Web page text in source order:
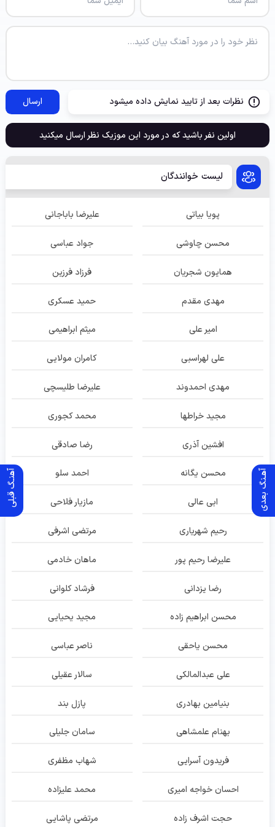
آهنـگ قبلی آهـنگ بعدی
نظرات بعد از تایید نمایش داده میشود ارسال
اولین نفر باشید که در مورد این موزیک نظر ارسال میکنید
لیست خوانندگان
پویا بیاتی علیرضا باباجانی
محسن چاوشی جواد عباسی
همایون شجریان فرزاد فرزین
مهدی مقدم حمید عسکری
امیر علی میثم ابراهیمی
علی لهراسبی کامران مولایی
مهدی احمدوند علیرضا طلیسچی
مجید خراطها محمد کجوری
افشین آذری رضا صادقی
محسن یگانه احمد سلو
ابی عالی مازیار فلاحی
رحیم شهریاری مرتضی اشرفی
علیرضا رحیم پور ماهان خادمی
رضا یزدانی فرشاد کلوانی
محسن ابراهیم زاده مجید یحیایی
محسن یاحقی ناصر عباسی
علی عبدالمالکی سالار عقیلی
بنیامین بهادری پازل بند
بهنام علمشاهی سامان جلیلی
فریدون آسرایی شهاب مظفری
احسان خواجه امیری محمد علیزاده
حجت اشرف زاده مرتضی پاشایی